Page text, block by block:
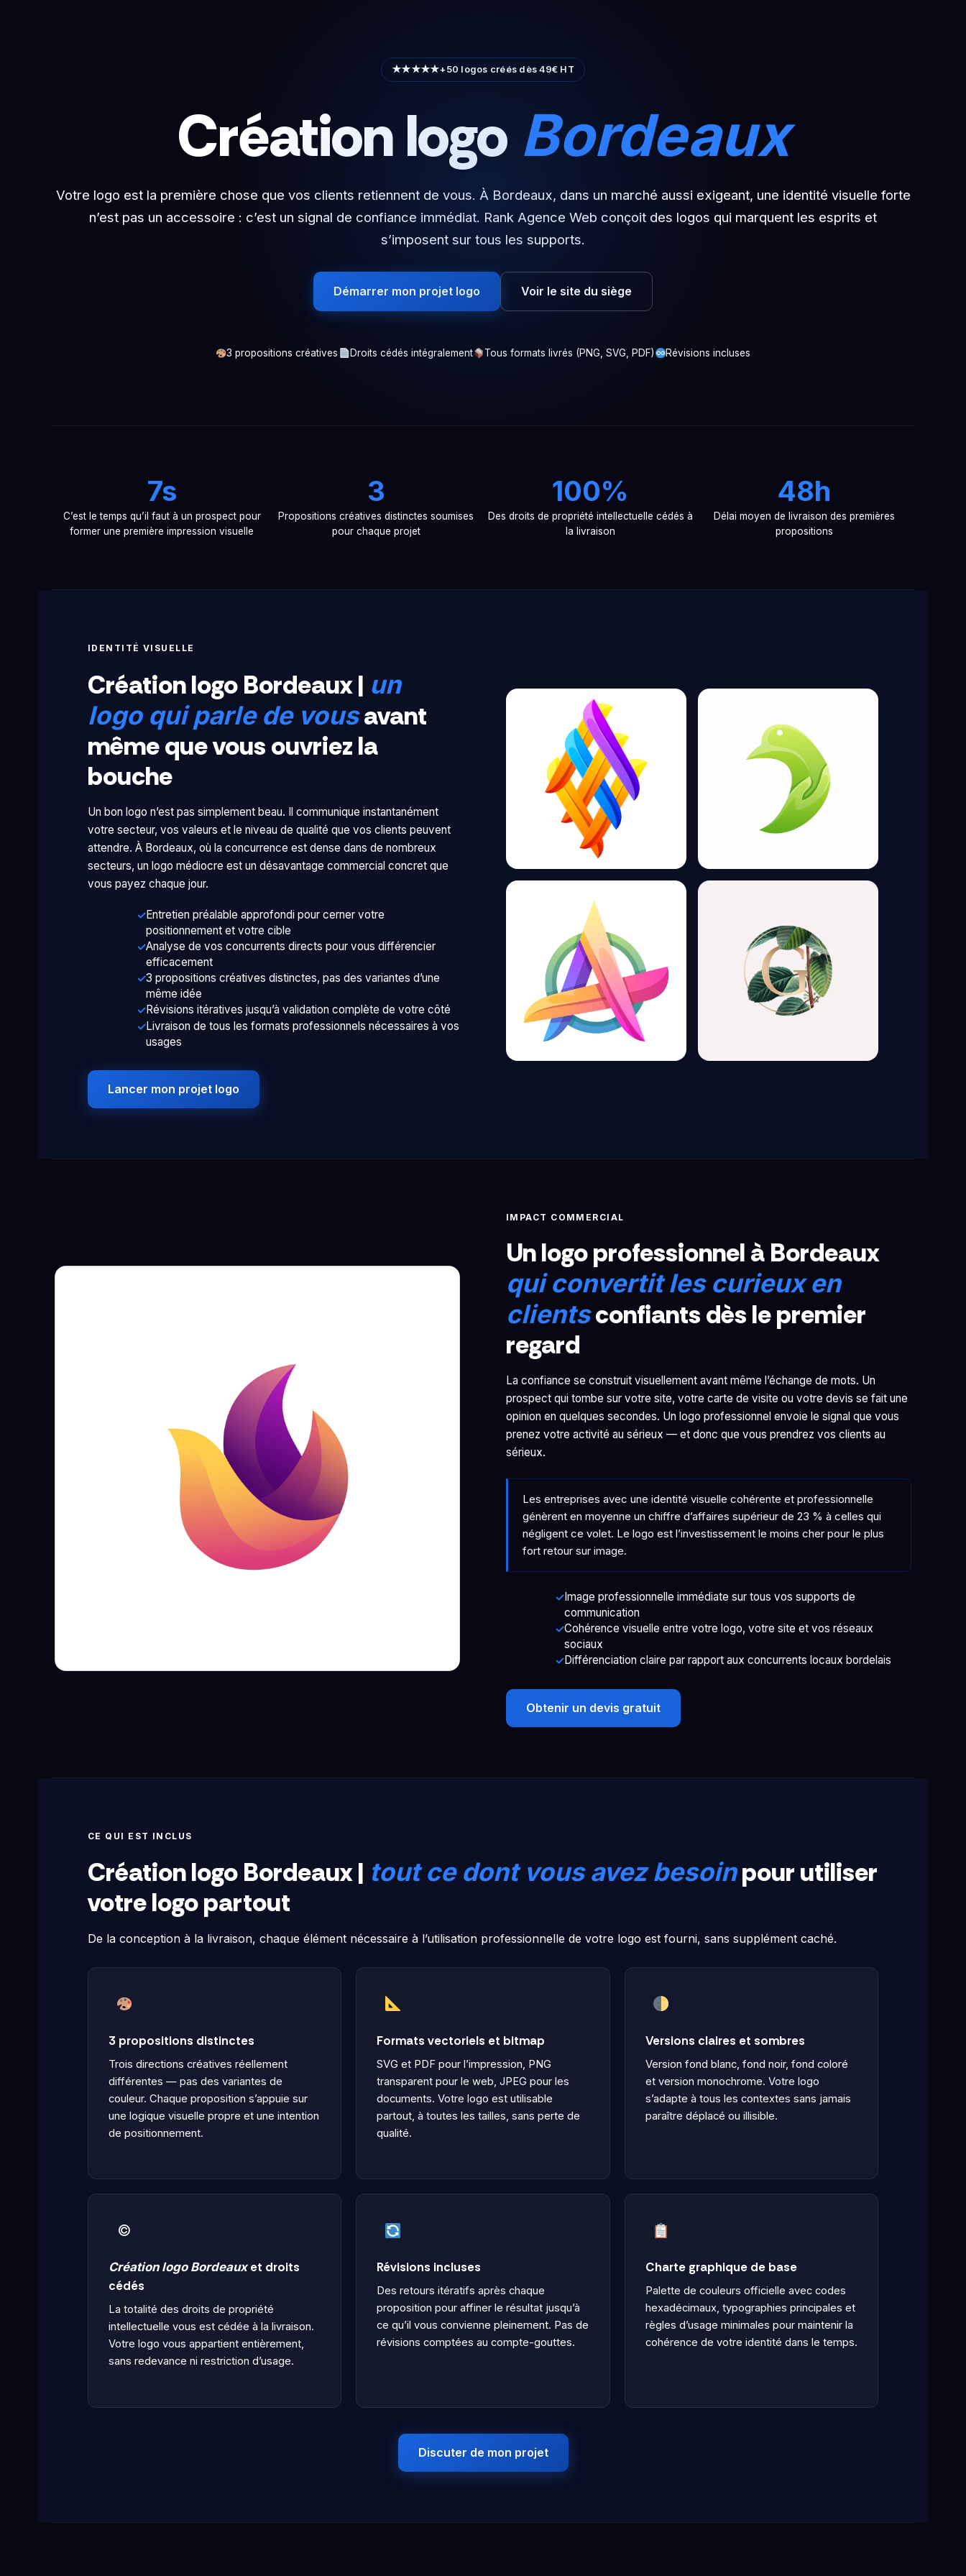
★★★★★+50 logos créés dès 49€ HT
Création logo Bordeaux
Votre logo est la première chose que vos clients retiennent de vous. À Bordeaux, dans un marché aussi exigeant, une identité visuelle forte
n’est pas un accessoire : c’est un signal de confiance immédiat. Rank Agence Web conçoit des logos qui marquent les esprits et
s’imposent sur tous les supports.
Démarrer mon projet logo Voir le site du siège
3 propositions créatives Droits cédés intégralement Tous formats livrés (PNG, SVG, PDF) Révisions incluses
7s
C’est le temps qu’il faut à un prospect pour
former une première impression visuelle
3
Propositions créatives distinctes soumises
pour chaque projet
100%
Des droits de propriété intellectuelle cédés à
la livraison
48h
Délai moyen de livraison des premières
propositions
IDENTITÉ VISUELLE
Création logo Bordeaux | un
logo qui parle de vousavant
même que vous ouvriez la
bouche
Un bon logo n’est pas simplement beau. Il communique instantanément
votre secteur, vos valeurs et le niveau de qualité que vos clients peuvent
attendre. À Bordeaux, où la concurrence est dense dans de nombreux
secteurs, un logo médiocre est un désavantage commercial concret que
vous payez chaque jour.
Entretien préalable approfondi pour cerner votre
positionnement et votre cible
Analyse de vos concurrents directs pour vous différencier
efficacement
3 propositions créatives distinctes, pas des variantes d’une
même idée
Révisions itératives jusqu’à validation complète de votre côté
Livraison de tous les formats professionnels nécessaires à vos
usages
Lancer mon projet logo
IMPACT COMMERCIAL
Un logo professionnel à Bordeaux
qui convertit les curieux en
clientsconfiants dès le premier
regard
La confiance se construit visuellement avant même l’échange de mots. Un
prospect qui tombe sur votre site, votre carte de visite ou votre devis se fait une
opinion en quelques secondes. Un logo professionnel envoie le signal que vous
prenez votre activité au sérieux — et donc que vous prendrez vos clients au
sérieux.
Les entreprises avec une identité visuelle cohérente et professionnelle
génèrent en moyenne un chiffre d’affaires supérieur de 23 % à celles qui
négligent ce volet. Le logo est l’investissement le moins cher pour le plus
fort retour sur image.
Image professionnelle immédiate sur tous vos supports de
communication
Cohérence visuelle entre votre logo, votre site et vos réseaux
sociaux
Différenciation claire par rapport aux concurrents locaux bordelais
Obtenir un devis gratuit
CE QUI EST INCLUS
Création logo Bordeaux | tout ce dont vous avez besoinpour utiliser
votre logo partout
De la conception à la livraison, chaque élément nécessaire à l’utilisation professionnelle de votre logo est fourni, sans supplément caché.
3 propositions distinctes
Trois directions créatives réellement
différentes — pas des variantes de
couleur. Chaque proposition s’appuie sur
une logique visuelle propre et une intention
de positionnement.
Formats vectoriels et bitmap
SVG et PDF pour l’impression, PNG
transparent pour le web, JPEG pour les
documents. Votre logo est utilisable
partout, à toutes les tailles, sans perte de
qualité.
Versions claires et sombres
Version fond blanc, fond noir, fond coloré
et version monochrome. Votre logo
s’adapte à tous les contextes sans jamais
paraître déplacé ou illisible.
©️
Création logo Bordeauxet droits
cédés
La totalité des droits de propriété
intellectuelle vous est cédée à la livraison.
Votre logo vous appartient entièrement,
sans redevance ni restriction d’usage.
Révisions incluses
Des retours itératifs après chaque
proposition pour affiner le résultat jusqu’à
ce qu’il vous convienne pleinement. Pas de
révisions comptées au compte-gouttes.
Charte graphique de base
Palette de couleurs officielle avec codes
hexadécimaux, typographies principales et
règles d’usage minimales pour maintenir la
cohérence de votre identité dans le temps.
Discuter de mon projet